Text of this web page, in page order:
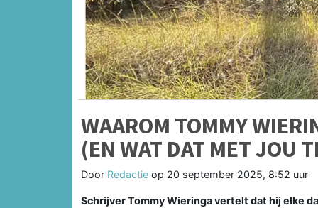
WAAROM TOMMY
(EN WAT DAT MET JOU
Door Redactie op 20 september 2025, 8:52 uur
Schrijver Tommy Wieringa vertelt dat hij elke